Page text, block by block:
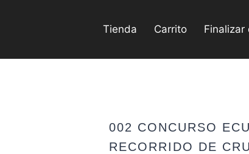
Tienda Carrito Finalizar
002 CONCURSO
RECORRIDO DE